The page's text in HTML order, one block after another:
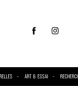
ART & ESSAI